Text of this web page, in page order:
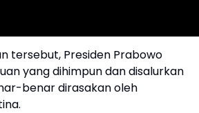
tersebut, Presiden Prabowo
yang dihimpun dan disalurkan
benar dirasakan oleh